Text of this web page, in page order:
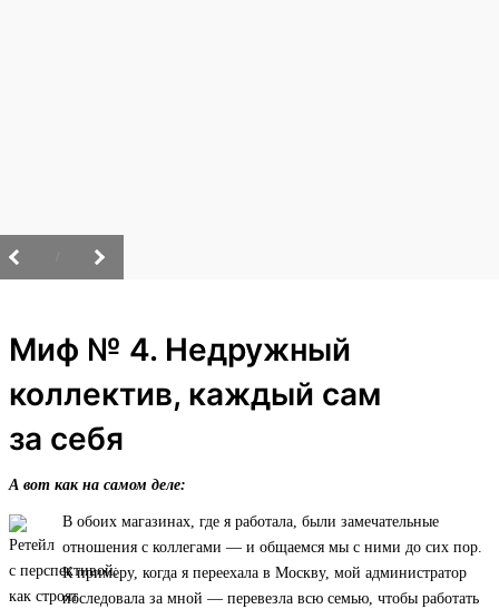
Миф № 4. Недружный
коллектив, каждый сам
за себя
А вот как на самом деле:
В обоих магазинах, где я работала, были замечательные
отношения с коллегами — и общаемся мы с ними до сих пор.
К примеру, когда я переехала в Москву, мой администратор
последовала за мной — перевезла всю семью, чтобы работать